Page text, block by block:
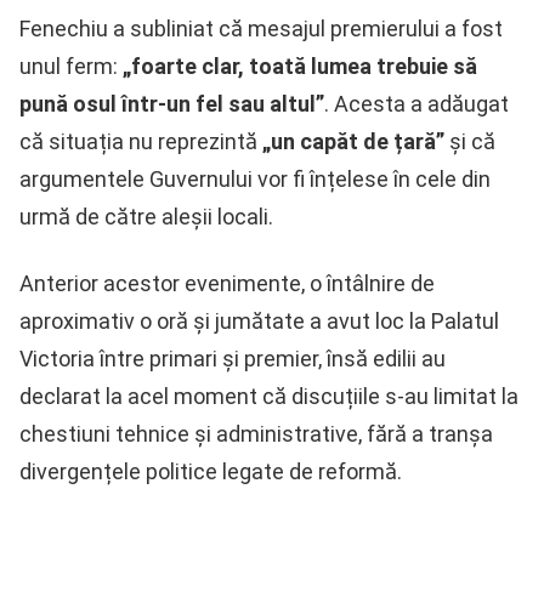
Fenechiu a subliniat că mesajul premierului a fost
unul ferm: „foarte clar, toată lumea trebuie să
pună osul într-un fel sau altul”. Acesta a adăugat
că situația nu reprezintă „un capăt de țară” și că
argumentele Guvernului vor fi înțelese în cele din
urmă de către aleșii locali.
Anterior acestor evenimente, o întâlnire de
aproximativ o oră și jumătate a avut loc la Palatul
Victoria între primari și premier, însă edilii au
declarat la acel moment că discuțiile s-au limitat la
chestiuni tehnice și administrative, fără a tranșa
divergențele politice legate de reformă.